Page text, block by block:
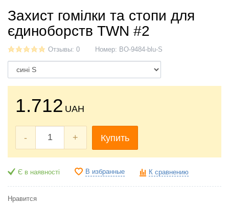
Захист гомілки та стопи для
єдиноборств TWN #2
Отзывы: 0 Номер: BO-9484-blu-S
1.712 UAH
- + Купить
Є в наявності В избранные К сравнению
Нравится